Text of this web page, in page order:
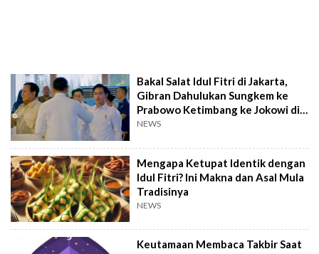
Bakal Salat Idul Fitri di Jakarta,
Gibran Dahulukan Sungkem ke
Prabowo Ketimbang ke Jokowi di
Solo
NEWS
Mengapa Ketupat Identik dengan
Idul Fitri? Ini Makna dan Asal Mula
Tradisinya
NEWS
Keutamaan Membaca Takbir Saat